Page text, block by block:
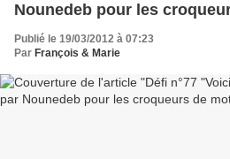
Nounedeb pour les
Publié le 19/03/2012 à 07:23
Par François & Marie